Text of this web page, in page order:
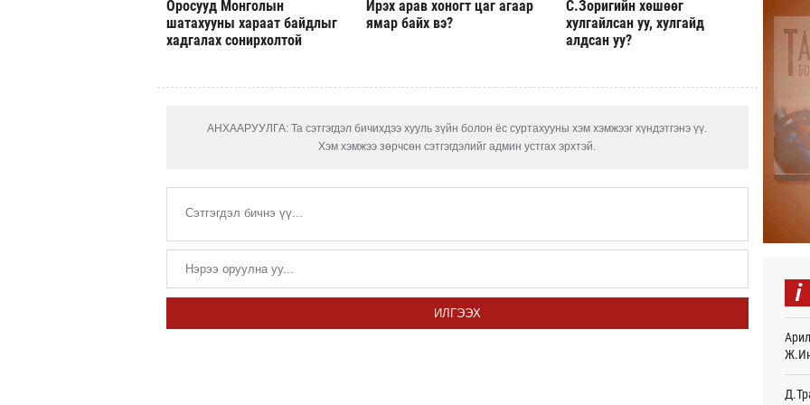
Оросууд Монголын
шатахууны хараат байдлыг
хадгалах сонирхолтой
Ирэх арав хоногт цаг агаар
ямар байх вэ?
С.Зоригийн хөшөөг
хулгайлсан уу, хулгайд
алдсан уу?
АНХААРУУЛГА: Та сэтгэгдэл бичихдээ хууль зүйн болон ёс суртахууны хэм хэмжээг хүндэтгэнэ үү.
Хэм хэмжээ зөрчсөн сэтгэгдэлийг админ устгах эрхтэй.
ИЛГЭЭХ
авна
Энэ
i